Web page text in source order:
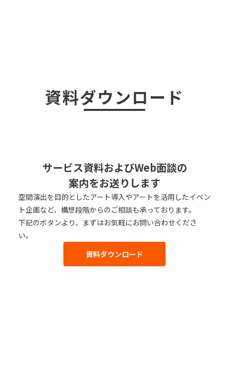
資料ダウンロード
サービス資料およびWeb面談の
案内をお送りします
空間演出を目的としたアート導入やアートを活用したイベン
ト企画など、構想段階からのご相談も承っております。
下記のボタンより、まずはお気軽にお問い合わせくださ
い。
資料ダウンロード